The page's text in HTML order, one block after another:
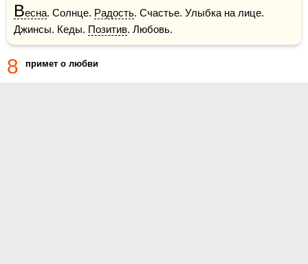
Весна. Солнце. Радость. Счастье. Улыбка на лице.
Джинсы. Кеды. Позитив. Любовь.
8 примет о любви